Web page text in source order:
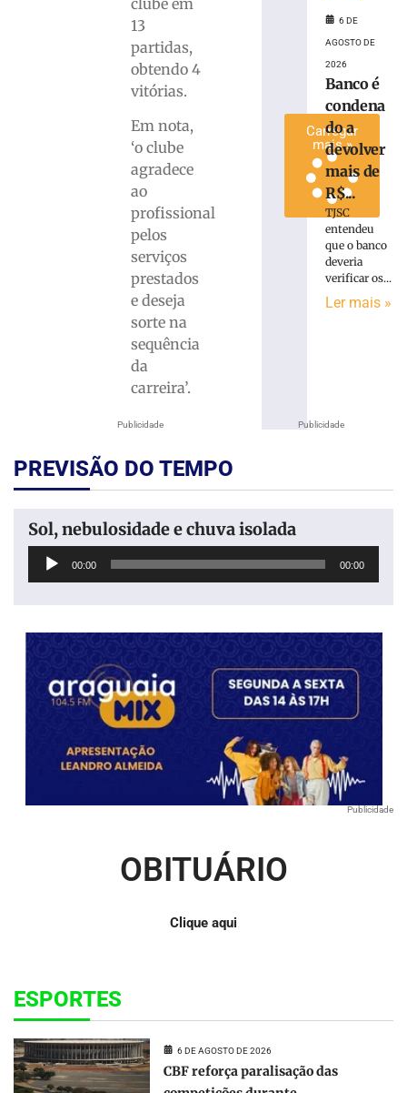
Publicidade
13
partidas,
obtendo 4
vitórias.
Em nota,
‘o clube
agradece
ao
profissional
pelos
serviços
prestados
e deseja
sorte na
sequência
da
carreira’.
Carregar
mais »
Publicidade
6 DE
AGOSTO DE
2026
Banco é
condena
do a
devolver
mais de
R$...
TJSC
entendeu
que o banco
deveria
verificar os...
Ler mais »
PREVISÃO DO TEMPO
Sol, nebulosidade e chuva isolada
Tocador
00:00 00:00
Publicidade
OBITUÁRIO
Clique aqui
ESPORTES
6 DE AGOSTO DE 2026
CBF reforça paralisação das